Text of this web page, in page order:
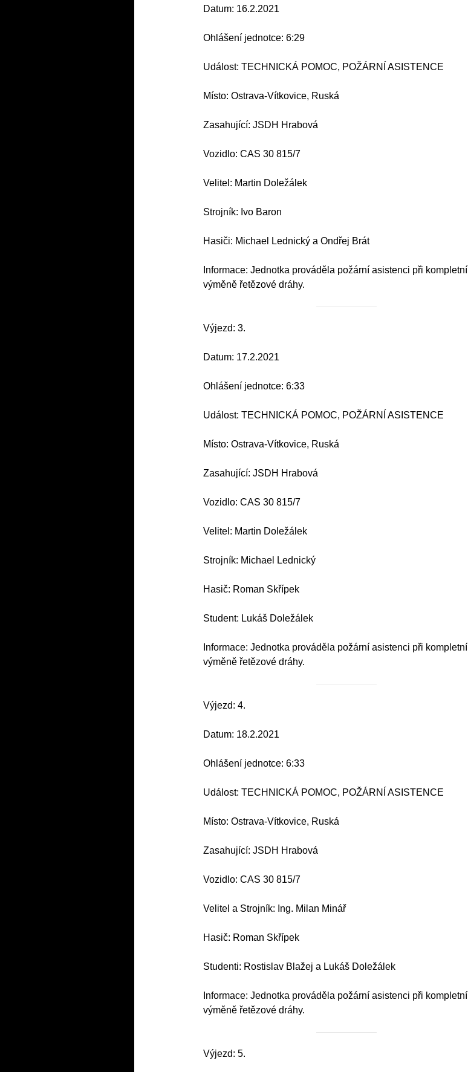
Datum: 16.2.2021
Ohlášení jednotce: 6:29
Událost: TECHNICKÁ POMOC, POŽÁRNÍ ASISTENCE
Místo: Ostrava-Vítkovice, Ruská
Zasahující: JSDH Hrabová
Vozidlo: CAS 30 815/7
Velitel: Martin Doležálek
Strojník: Ivo Baron
Hasiči: Michael Lednický a Ondřej Brát
Informace: Jednotka prováděla požární asistenci při kompletní
výměně řetězové dráhy.
Výjezd: 3.
Datum: 17.2.2021
Ohlášení jednotce: 6:33
Událost: TECHNICKÁ POMOC, POŽÁRNÍ ASISTENCE
Místo: Ostrava-Vítkovice, Ruská
Zasahující: JSDH Hrabová
Vozidlo: CAS 30 815/7
Velitel: Martin Doležálek
Strojník: Michael Lednický
Hasič: Roman Skřípek
Student: Lukáš Doležálek
Informace: Jednotka prováděla požární asistenci při kompletní
výměně řetězové dráhy.
Výjezd: 4.
Datum: 18.2.2021
Ohlášení jednotce: 6:33
Událost: TECHNICKÁ POMOC, POŽÁRNÍ ASISTENCE
Místo: Ostrava-Vítkovice, Ruská
Zasahující: JSDH Hrabová
Vozidlo: CAS 30 815/7
Velitel a Strojník: Ing. Milan Minář
Hasič: Roman Skřípek
Studenti: Rostislav Blažej a Lukáš Doležálek
Informace: Jednotka prováděla požární asistenci při kompletní
výměně řetězové dráhy.
Výjezd: 5.